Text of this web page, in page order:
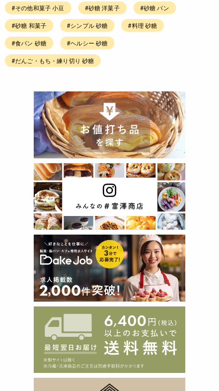
#その他和菓子 小豆 #砂糖 洋菓子 #砂糖 パン
#砂糖 和菓子 #シンプル 砂糖 #料理 砂糖
#食パン 砂糖 #ヘルシー 砂糖
#だんご・もち・練り切り 砂糖